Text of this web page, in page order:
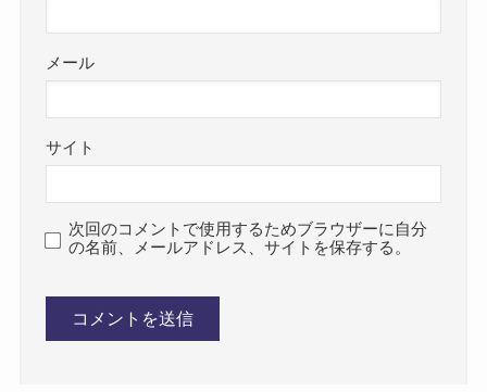
メール
サイト
次回のコメントで使用するためブラウザーに自分
の名前、メールアドレス、サイトを保存する。